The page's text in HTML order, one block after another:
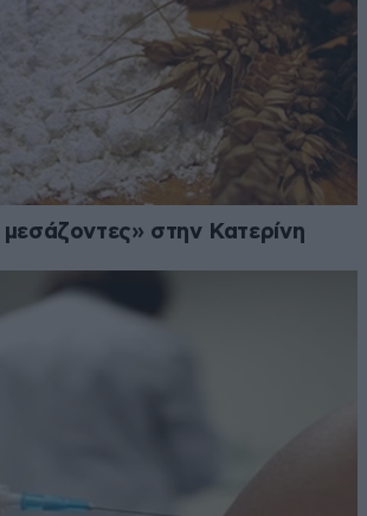
στην Κατερίνη